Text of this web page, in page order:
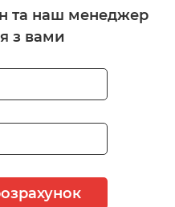
та наш менеджер
з вами